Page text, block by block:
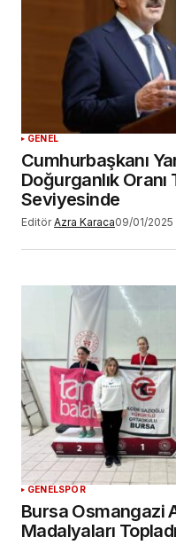
GENEL
Cumhurbaşkanı
Doğurganlık
Seviyesinde
Editör Azra Karaca09/01/2025
GENELSPOR
Bursa Osmangazi
Madalyaları Topladı